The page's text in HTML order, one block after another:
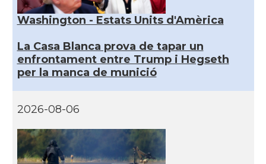
Washington - Estats Units d'Amèrica
La Casa Blanca prova de tapar un
enfrontament entre Trump i Hegseth
per la manca de munició
2026-08-06